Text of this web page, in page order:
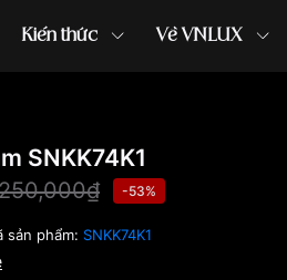
Kiến thức Về VNLUX
SNKK74K1
-53%
sản phẩm: SNKK74K1